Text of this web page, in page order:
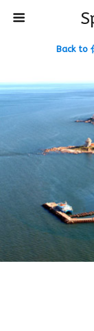
Back to